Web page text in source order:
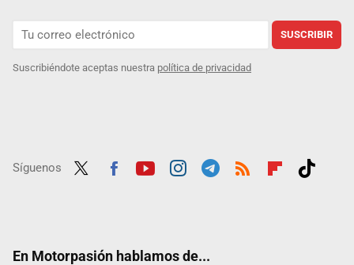
SUSCRIBIR
Suscribiéndote aceptas nuestra política de privacidad
Síguenos
En Motorpasión hablamos de...